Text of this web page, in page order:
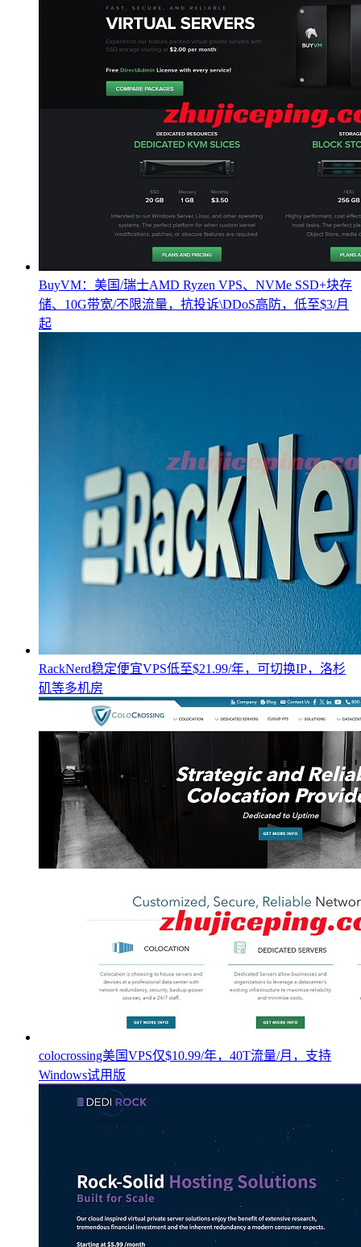
BuyVM：美国/瑞士AMD Ryzen VPS、NVMe SSD+块存
储、10G带宽/不限流量，抗投诉\DDoS高防，低至$3/月
起
RackNerd稳定便宜VPS低至$21.99/年，可切换IP，洛杉
矶等多机房
colocrossing美国VPS仅$10.99/年，40T流量/月，支持
Windows试用版